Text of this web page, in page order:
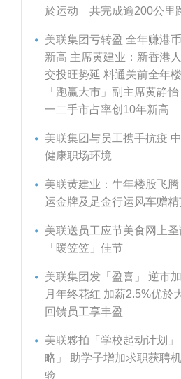
於运动 共完成逾200公里
美联集团亏转盈 全年赚港
新高 主席黄建业：新香港
交投旺势延 料通关前全年
「跑赢大市」副主席黄静
一二手市占率创10年新高
美联集团与员工携手抗疫
健康职场环境
美联黄建业：牛年楼股飞
运金牌及足金行运风车赠精
美联送员工应节美食网上
「暖笠笠」佳节
美联集团发「盈喜」 逆市
月年终花红 加薪2.5%优於
回馈员工享丰盈
美联夥拍「学校起动计划
略」 助学子增加求职获聘
验